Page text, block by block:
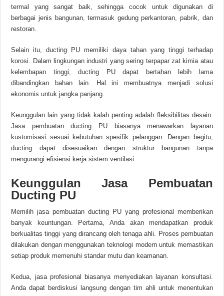
termal yang sangat baik, sehingga cocok untuk digunakan di
berbagai jenis bangunan, termasuk gedung perkantoran, pabrik, dan
restoran.
Selain itu, ducting PU memiliki daya tahan yang tinggi terhadap
korosi. Dalam lingkungan industri yang sering terpapar zat kimia atau
kelembapan tinggi, ducting PU dapat bertahan lebih lama
dibandingkan bahan lain. Hal ini membuatnya menjadi solusi
ekonomis untuk jangka panjang.
Keunggulan lain yang tidak kalah penting adalah fleksibilitas desain.
Jasa pembuatan ducting PU biasanya menawarkan layanan
kustomisasi sesuai kebutuhan spesifik pelanggan. Dengan begitu,
ducting dapat disesuaikan dengan struktur bangunan tanpa
mengurangi efisiensi kerja sistem ventilasi.
Keunggulan Jasa Pembuatan
Ducting PU
Memilih jasa pembuatan ducting PU yang profesional memberikan
banyak keuntungan. Pertama, Anda akan mendapatkan produk
berkualitas tinggi yang dirancang oleh tenaga ahli. Proses pembuatan
dilakukan dengan menggunakan teknologi modern untuk memastikan
setiap produk memenuhi standar mutu dan keamanan.
Kedua, jasa profesional biasanya menyediakan layanan konsultasi.
Anda dapat berdiskusi langsung dengan tim ahli untuk menentukan